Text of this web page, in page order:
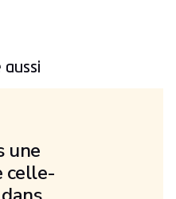
une
celle-